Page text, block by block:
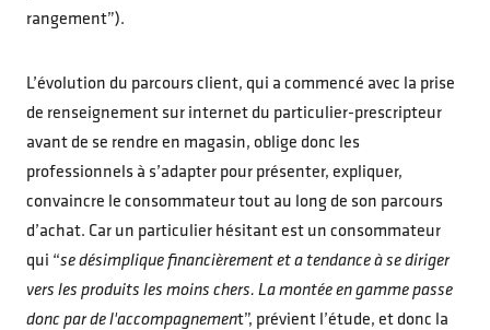
rangement”).
L’évolution du parcours client, qui a commencé avec la prise
de renseignement sur internet du particulier-prescripteur
avant de se rendre en magasin, oblige donc les
professionnels à s’adapter pour présenter, expliquer,
convaincre le consommateur tout au long de son parcours
d’achat. Car un particulier hésitant est un consommateur
qui “se désimplique financièrement et a tendance à se diriger
vers les produits les moins chers. La montée en gamme passe
donc par de l'accompagnement”, prévient l’étude, et donc la